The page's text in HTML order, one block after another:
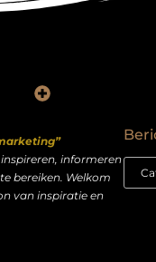
informeren
bereiken. Welkom
van inspiratie en